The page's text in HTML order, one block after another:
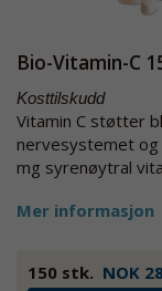
Bio-Vitamin-C
Kosttilskudd
Vitamin C støtter
nervesystemet og
mg syrenøytral
Mer informasjon
150 stk. NOK